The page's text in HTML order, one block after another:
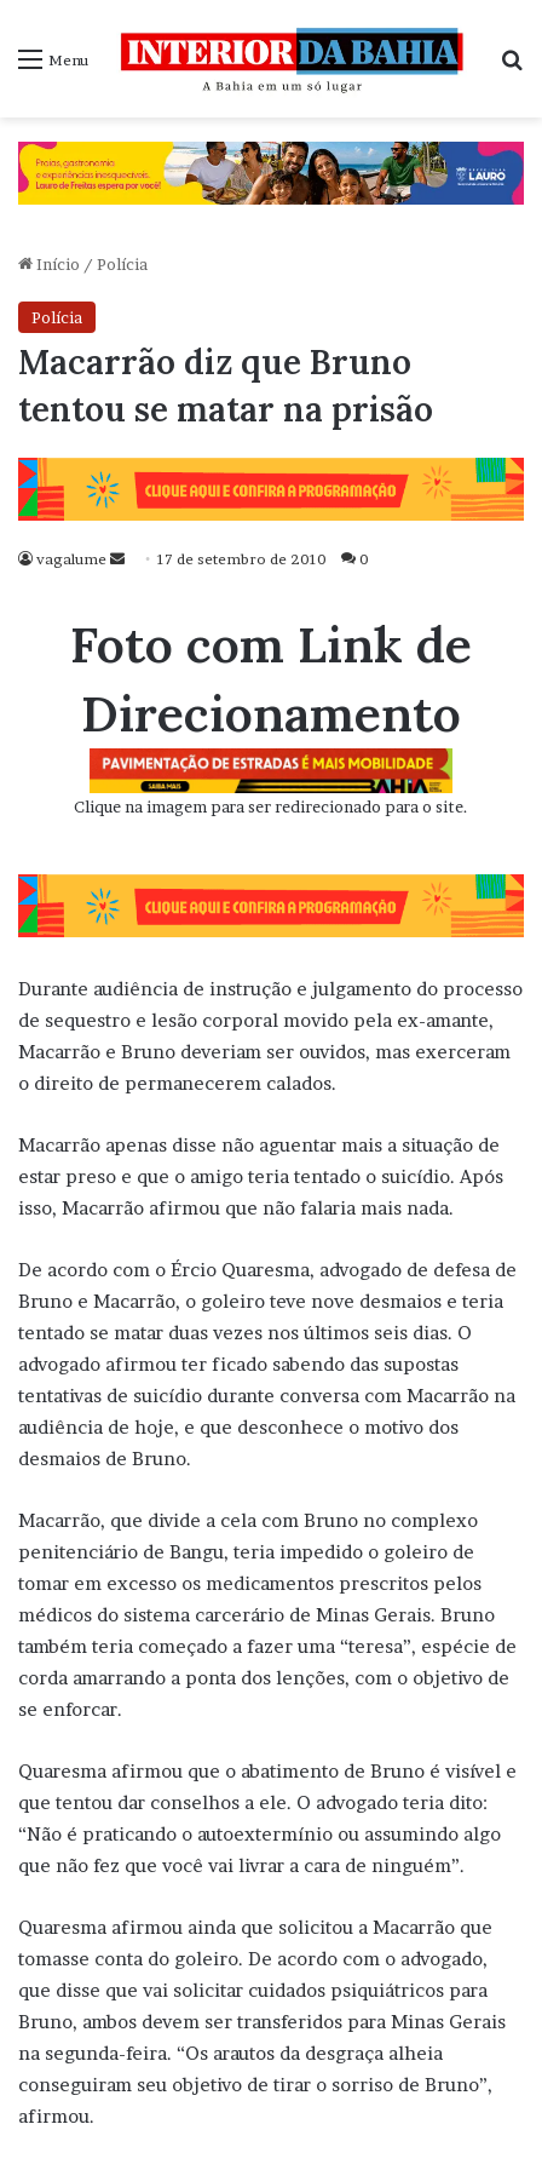
Menu
Início / Polícia
Polícia
Macarrão diz que Bruno
tentou se matar na prisão
vagalume
Mande
mail
17 de setembro de 2010 0
Foto com Link de
Direcionamento
Clique na imagem para ser redirecionado para o site.
Durante audiência de instrução e julgamento do processo
de sequestro e lesão corporal movido pela ex-amante,
Macarrão e Bruno deveriam ser ouvidos, mas exerceram
o direito de permanecerem calados.
Macarrão apenas disse não aguentar mais a situação de
estar preso e que o amigo teria tentado o suicídio. Após
isso, Macarrão afirmou que não falaria mais nada.
De acordo com o Ércio Quaresma, advogado de defesa de
Bruno e Macarrão, o goleiro teve nove desmaios e teria
tentado se matar duas vezes nos últimos seis dias. O
advogado afirmou ter ficado sabendo das supostas
tentativas de suicídio durante conversa com Macarrão na
audiência de hoje, e que desconhece o motivo dos
desmaios de Bruno.
Macarrão, que divide a cela com Bruno no complexo
penitenciário de Bangu, teria impedido o goleiro de
tomar em excesso os medicamentos prescritos pelos
médicos do sistema carcerário de Minas Gerais. Bruno
também teria começado a fazer uma “teresa”, espécie de
corda amarrando a ponta dos lenções, com o objetivo de
se enforcar.
Quaresma afirmou que o abatimento de Bruno é visível e
que tentou dar conselhos a ele. O advogado teria dito:
“Não é praticando o autoextermínio ou assumindo algo
que não fez que você vai livrar a cara de ninguém”.
Quaresma afirmou ainda que solicitou a Macarrão que
tomasse conta do goleiro. De acordo com o advogado,
que disse que vai solicitar cuidados psiquiátricos para
Bruno, ambos devem ser transferidos para Minas Gerais
na segunda-feira. “Os arautos da desgraça alheia
conseguiram seu objetivo de tirar o sorriso de Bruno”,
afirmou.